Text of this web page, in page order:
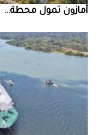
أمازون‭ ‬تمول‭ ‬محطة‭ ...